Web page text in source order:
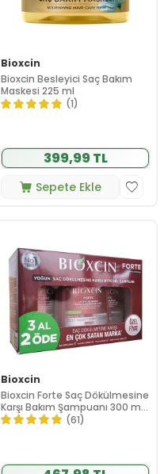
Bioxcin
Bioxcin Besleyici Saç Bakım
Maskesi 225 ml
(1)
399,99 TL
Sepete Ekle
Bioxcin
Bioxcin Forte Saç Dökülmesine
Karşı Bakım Şampuanı 300 ml
- 3 AL 2 ÖDE
(61)